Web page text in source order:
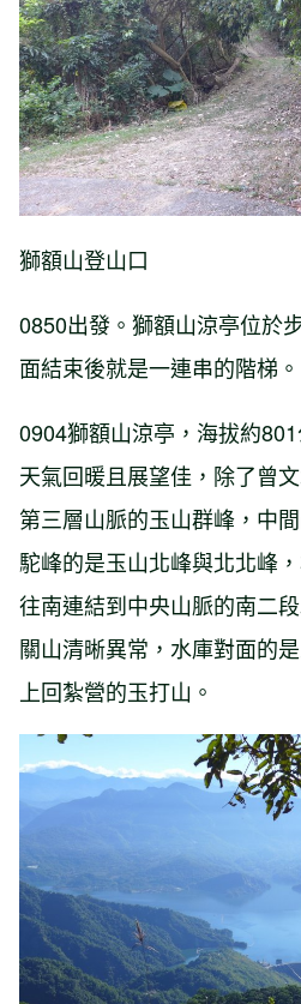
獅額山登山口
0850出發。獅額山涼亭位於
面結束後就是一連串的階梯。
0904獅額山涼亭，海拔約
天氣回暖且展望佳，除了曾
第三層山脈的玉山群峰，中
駝峰的是玉山北峰與北北峰
往南連結到中央山脈的南二
關山清晰異常，水庫對面的
上回紮營的玉打山。